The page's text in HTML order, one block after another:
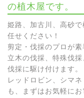
の植木屋です。
姫路、加古川、高砂
任せください！
剪定・伐採のプロが素
立木の伐採、特殊伐
伐採に駆け付けます。
レッドロビン、シマ
も、まずはお気軽に